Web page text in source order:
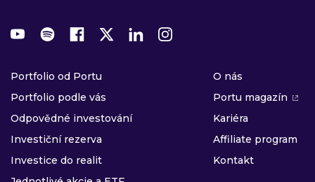
Portfolio od Portu
Portfolio podle vás
Odpovědné investování
Investiční rezerva
Investice do realit
O nás
Portu magazín
Kariéra
Affiliate program
Kontakt